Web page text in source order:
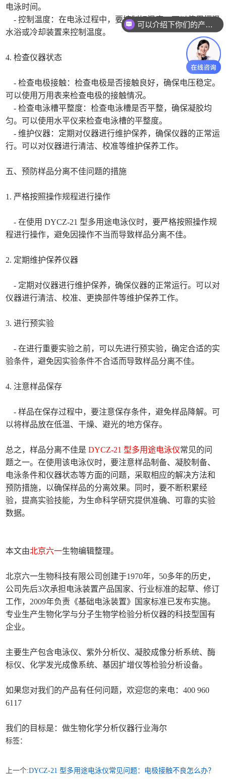
电泳时间。
- 控制温度：在电泳过程中，要控制好温度。可以使用恒温
水浴或冷却装置来控制温度。
4. 检查仪器状态
- 检查电极接触：检查电极是否接触良好，确保电压稳定。
可以使用万用表来检查电极的接触情况。
- 检查电泳槽平整度：检查电泳槽是否平整，确保凝胶均
匀。可以使用水平仪来检查电泳槽的平整度。
- 维护仪器：定期对仪器进行维护保养，确保仪器的正常运
行。可以对仪器进行清洁、校准等维护保养工作。
五、预防样品分离不佳问题的措施
1. 严格按照操作规程进行操作
- 在使用 DYCZ-21 型多用途电泳仪时，要严格按照操作规
程进行操作，避免因操作不当而导致样品分离不佳。
2. 定期维护保养仪器
- 定期对仪器进行维护保养，确保仪器的正常运行。可以对
仪器进行清洁、校准、更换部件等维护保养工作。
3. 进行预实验
- 在进行重要实验之前，可以先进行预实验，确定合适的实
验条件，避免因实验条件不合适而导致样品分离不佳。
4. 注意样品保存
- 样品在保存过程中，要注意保存条件，避免样品降解。可
以将样品放在低温、干燥、避光的地方保存。
总之，样品分离不佳是DYCZ-21 型多用途电泳仪常见的问
题之一。在使用该电泳仪时，要注意样品制备、凝胶制备、
电泳条件和仪器状态等方面的问题，采取相应的解决方法和
预防措施，以确保样品的分离效果。同时，要不断积累经
验，提高实验技能，为生命科学研究提供准确、可靠的实验
数据。
本文由北京六一生物编辑整理。
北京六一生物科技有限公司创建于1970年，50多年的历史，
公司先后3次承担电泳装置产品国家、行业标准的起草、修订
工作，2009年负责《基础电泳装置》国家标准已发布实施。
专业生产生物化学与分子生物学检验分析仪器的科技型国有
企业。
主要生产包含电泳仪、紫外分析仪、凝胶成像分析系统、酶
标仪、化学发光成像系统、基因扩增仪等检验分析设备。
如果您对我们的产品有任何问题，欢迎您的来电：400 960
6117
我们的目标是：做生物化学分析仪器行业海尔
标签：
上一个:DYCZ-21 型多用途电泳仪常见问题：电极接触不良怎么办？